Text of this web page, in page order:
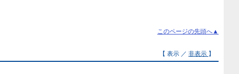
このページの先頭へ▲
【 表示 ／ 非表示 】